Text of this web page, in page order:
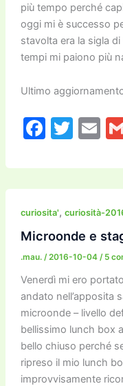
più tempo perché
oggi mi è successo
stavolta era la sigla di
tempi mi paiono più
Ultimo
F
c
e
b
o
o
k
T
itt
er
E
ai
l
curiosita', curiosità-
Microonde e
.mau. /2016-10-04 / 5
Venerdì mi ero
andato nell’apposita
microonde – livello
bellissimo lunch box
bello chiuso perché
ripreso il mio lunch
improvvisamente